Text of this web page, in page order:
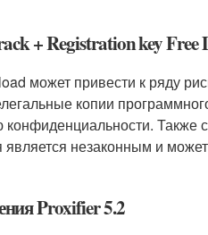
+ Registration key Free
может привести к ряду
копии
Также
незаконным и
Proxifier 5.2